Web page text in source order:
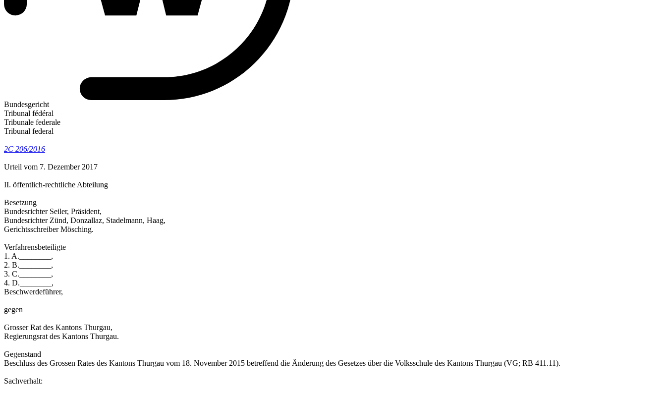
Bundesgericht
Tribunal fédéral
Tribunale federale
Tribunal federal
2C 206/2016
Urteil vom 7. Dezember 2017
II. öffentlich-rechtliche Abteilung
Besetzung
Bundesrichter Seiler, Präsident,
Bundesrichter Zünd, Donzallaz, Stadelmann, Haag,
Gerichtsschreiber Mösching.
Verfahrensbeteiligte
1. A.________,
2. B.________,
3. C.________,
4. D.________,
Beschwerdeführer,
gegen
Grosser Rat des Kantons Thurgau,
Regierungsrat des Kantons Thurgau.
Gegenstand
Beschluss des Grossen Rates des Kantons Thurgau vom 18. November 2015 betreffend die Änderung des Gesetzes über die Volksschule des Kantons Thurgau (VG; RB 411.11).
Sachverhalt: